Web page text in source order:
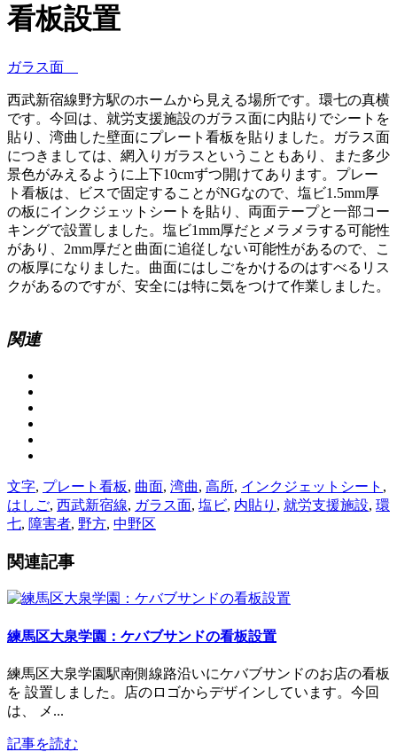
看板設置
ガラス面
西武新宿線野方駅のホームから見える場所です。環七の真横
です。今回は、就労支援施設のガラス面に内貼りでシートを
貼り、湾曲した壁面にプレート看板を貼りました。ガラス面
につきましては、網入りガラスということもあり、また多少
景色がみえるように上下10cmずつ開けてあります。プレー
ト看板は、ビスで固定することがNGなので、塩ビ1.5mm厚
の板にインクジェットシートを貼り、両面テープと一部コー
キングで設置しました。塩ビ1mm厚だとメラメラする可能性
があり、2mm厚だと曲面に追従しない可能性があるので、こ
の板厚になりました。曲面にはしごをかけるのはすべるリス
クがあるのですが、安全には特に気をつけて作業しました。
関連
文字, プレート看板, 曲面, 湾曲, 高所, インクジェットシート ,
はしご, 西武新宿線, ガラス面, 塩ビ, 内貼り , 就労支援施設, 環
七, 障害者, 野方, 中野区
関連記事
練馬区大泉学園：ケバブサンドの看板設置
練馬区大泉学園駅南側線路沿いにケバブサンドのお店の看板
を 設置しました。店のロゴからデザインしています。今回
は、 メ...
記事を読む